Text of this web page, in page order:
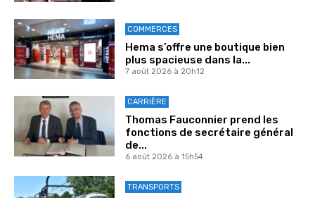
COMMERCES
Hema s’offre une boutique bien
plus spacieuse dans la...
7 août 2026 à 20h12
CARRIÈRE
Thomas Fauconnier prend les
fonctions de secrétaire général
de...
6 août 2026 à 15h54
TRANSPORTS